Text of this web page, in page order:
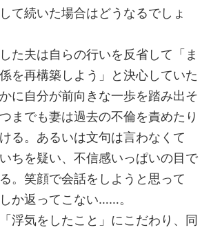
て続いた場合はどうなるでしょ
た夫は自らの行いを反省して「ま
を再構築しよう」と決心していた
に自分が前向きな一歩を踏み出そ
までも妻は過去の不倫を責めたり
る。あるいは文句は言わなくて
ちを疑い、不信感いっぱいの目で
。笑顔で会話をしようと思って
か返ってこない……。
浮気をしたこと」にこだわり、同